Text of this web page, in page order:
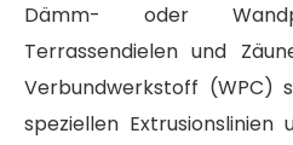
Dämm- oder
Terrassendielen und
Verbundwerkstoff (WPC)
speziellen